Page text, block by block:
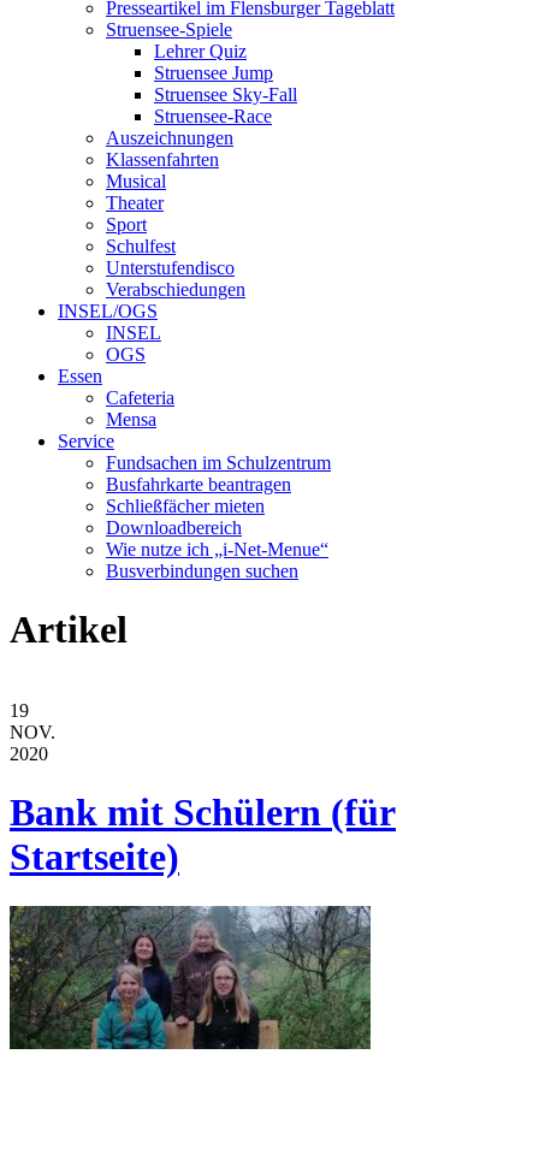
Presseartikel im Flensburger Tageblatt
Struensee-Spiele
Lehrer Quiz
Struensee Jump
Struensee Sky-Fall
Struensee-Race
Auszeichnungen
Klassenfahrten
Musical
Theater
Sport
Schulfest
Unterstufendisco
Verabschiedungen
INSEL/OGS
INSEL
OGS
Essen
Cafeteria
Mensa
Service
Fundsachen im Schulzentrum
Busfahrkarte beantragen
Schließfächer mieten
Downloadbereich
Wie nutze ich „i-Net-Menue“
Busverbindungen suchen
Artikel
19
NOV.
2020
Bank mit Schülern (für
Startseite)